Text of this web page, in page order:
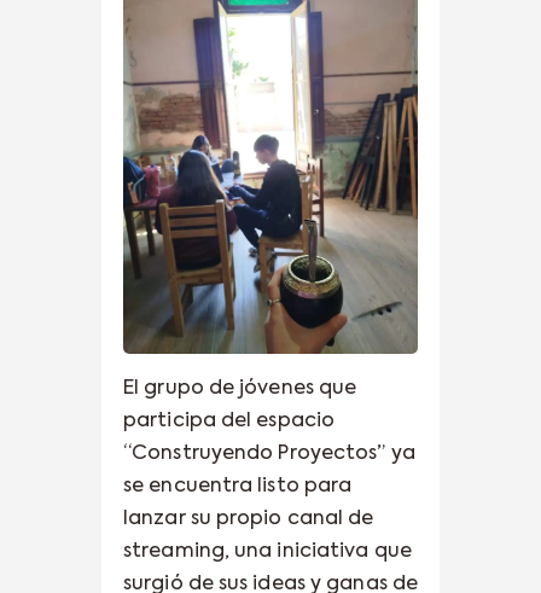
El grupo de jóvenes que
participa del espacio
“Construyendo Proyectos” ya
se encuentra listo para
lanzar su propio canal de
streaming, una iniciativa que
surgió de sus ideas y ganas de